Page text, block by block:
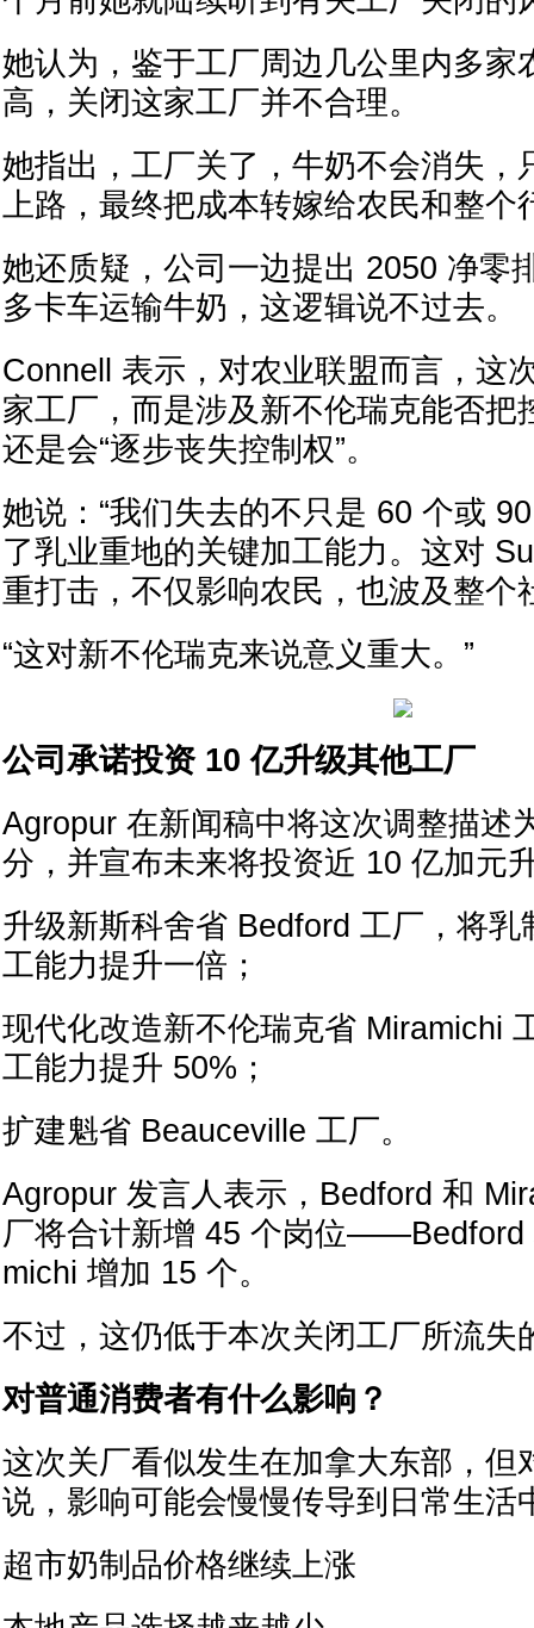
她认为，鉴于工厂周边几公里内多家
高，关闭这家工厂并不合理。
她指出，工厂关了，牛奶不会消失，
上路，最终把成本转嫁给农民和整个
她还质疑，公司一边提出 2050 净零
多卡车运输牛奶，这逻辑说不过去。
Connell 表示，对农业联盟而言，这
家工厂，而是涉及新不伦瑞克能否把
还是会“逐步丧失控制权”。
她说：“我们失去的不只是 60 个或
了乳业重地的关键加工能力。这对
重打击，不仅影响农民，也波及整个
“这对新不伦瑞克来说意义重大。”
公司承诺投资 10 亿升级其他工厂
Agropur 在新闻稿中将这次调整描述
分，并宣布未来将投资近 10 亿加元
升级新斯科舍省 Bedford 工厂，将乳
工能力提升一倍；
现代化改造新不伦瑞克省 Miramichi
工能力提升 50%；
扩建魁省 Beauceville 工厂。
Agropur 发言人表示，Bedford 和
厂将合计新增 45 个岗位——Bedford
michi 增加 15 个。
不过，这仍低于本次关闭工厂所流失
对普通消费者有什么影响？
这次关厂看似发生在加拿大东部，但
说，影响可能会慢慢传导到日常生活
超市奶制品价格继续上涨